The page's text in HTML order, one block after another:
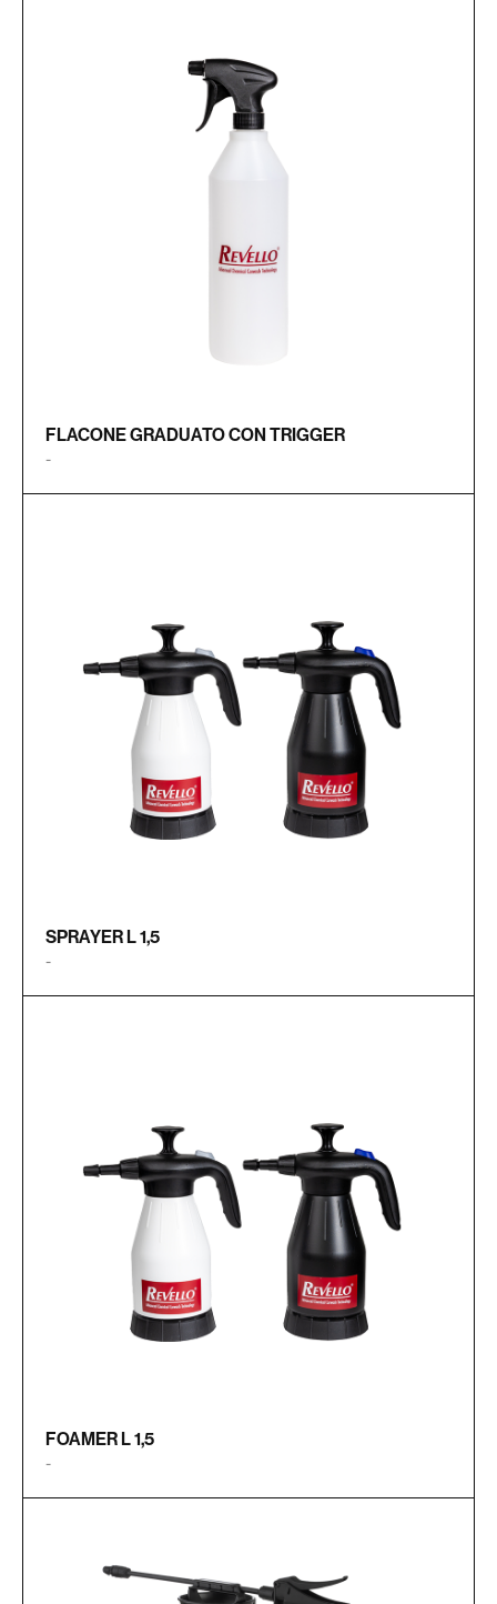
FLACONE GRADUATO CON TRIGGER
-
SPRAYER L 1,5
-
FOAMER L 1,5
-